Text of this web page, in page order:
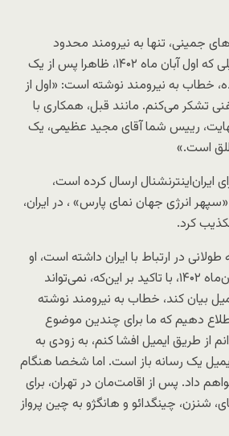
جمینی، تنها به نیرومند محدود
نیست. ترستیگ در ایمیلی که اول آبان ماه ۱۴۰۲، ظاهرا پس از یک
خطاب به نیرومند نوشته است: «اول از
تشکر می‌کنم. مانند قبل، همکاری با
رییس شما آقای مجید عظیمی، یک
است.»
ایران‌اینترنشنال ارسال کرده است،
انرژی جهان نمای پارس» ، در ایران،
کرد.
در ارتباط با ایران داشته است، او
در ایمیلی به تاریخ ۱۴ آبان‌ماه ۱۴۰۲، با تاکید بر این‌که، نمی‌تواند
بیان کند، خطاب به نیرومند نوشته
دهیم که ما برای چندین موضوع
از طریق ایمیل افشا کنم، به زودی به
یک رسانه باز است. اما شخصا هنگام
داد. پس از اقامت‌مان در تهران، برای
شنزن، چینگدائو و هانگژو به چین پرواز